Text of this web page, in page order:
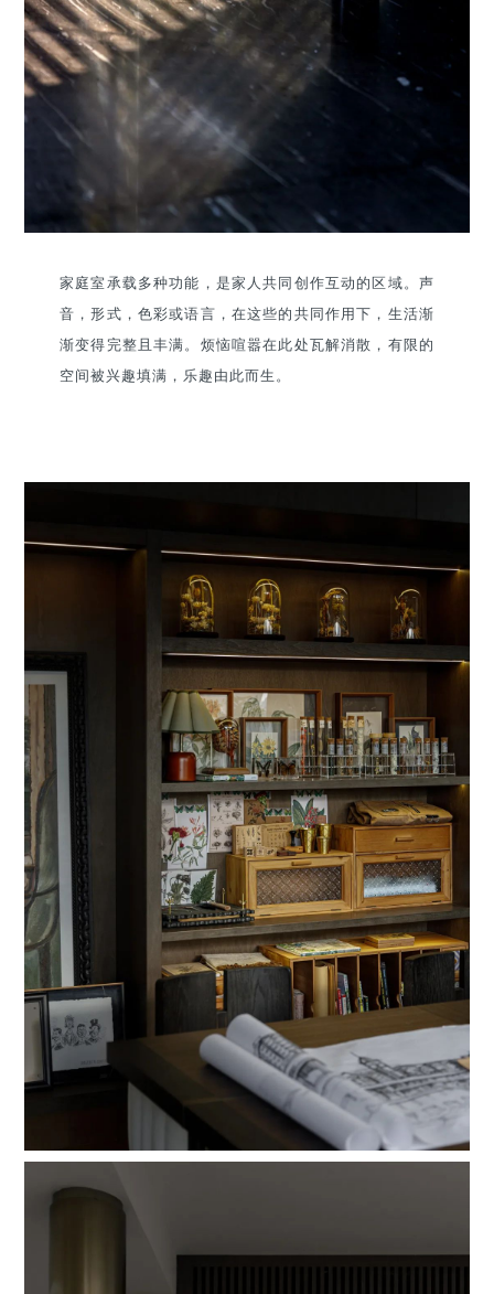
家庭室承载多种功能，是家人共同创作互动的区域。声
音，形式，色彩或语言，在这些的共同作用下，生活渐
渐变得完整且丰满。烦恼喧嚣在此处瓦解消散，有限的
空间被兴趣填满，乐趣由此而生。